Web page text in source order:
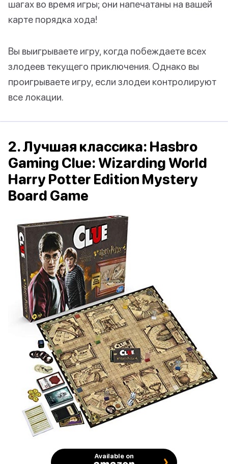
шагах во время игры; они напечатаны на вашей
карте порядка хода!
Вы выигрываете игру, когда побеждаете всех
злодеев текущего приключения. Однако вы
проигрываете игру, если злодеи контролируют
все локации.
2. Лучшая классика: Hasbro
Gaming Clue: Wizarding World
Harry Potter Edition Mystery
Board Game
Available on